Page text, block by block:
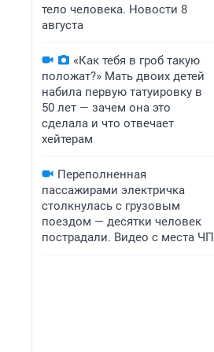
тело человека. Новости 8
августа
«Как тебя в гроб такую
положат?» Мать двоих детей
набила первую татуировку в
50 лет — зачем она это
сделала и что отвечает
хейтерам
Переполненная
пассажирами электричка
столкнулась с грузовым
поездом — десятки человек
пострадали. Видео с места ЧП